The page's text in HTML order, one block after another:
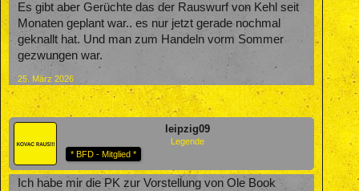
Es gibt aber Gerüchte das der Rauswurf von Kehl seit
Monaten geplant war.. es nur jetzt gerade nochmal
geknallt hat. Und man zum Handeln vorm Sommer
gezwungen war.
25. März 2026
leipzig09
Legende
* BFD - Mitglied *
Ich habe mir die PK zur Vorstellung von Ole Book